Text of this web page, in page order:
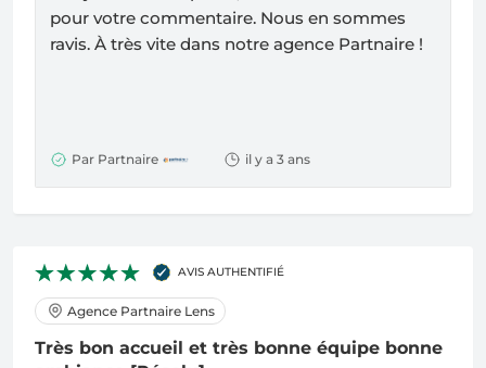
pour votre commentaire. Nous en sommes
ravis. À très vite dans notre agence Partnaire !
Par Partnaire il y a 3 ans
AVIS AUTHENTIFIÉ
Agence Partnaire Lens
Très bon accueil et très bonne équipe bonne